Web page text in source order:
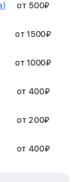
от 500₽
от 1500₽
от 1000₽
от 400₽
от 200₽
от 400₽